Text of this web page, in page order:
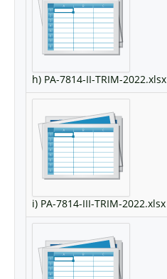
h) PA-7814-II-TRIM-2022.xlsx
i) PA-7814-III-TRIM-2022.xlsx